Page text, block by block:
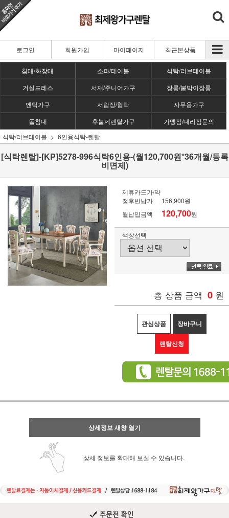
로그인 회원가입 마이페이지 최근본상품
침대/화장대 소파/테이블
식탁/러브테이블
거실드레스
서재/주니어가구
장롱/붙박이장롱
엔틱가구
서랍장/협탁
사무용가구
돌침대
후불제렌탈가구
가맹점/대리점문의
식탁/러브테이블
6인용식탁-렌탈
[식탁렌탈]-[KP]5278-996식탁6인용-(월120,700원*36개월/등록
비면제)
제휴카드가/약
정후반납가
156,900원
월납입금액
120,700원
색상선택
총 상품 금액 0 원
관심상품 장바구니
렌탈신청
상세정보 새창 열기
상세 정보를 확대해 보실 수 있습니다.